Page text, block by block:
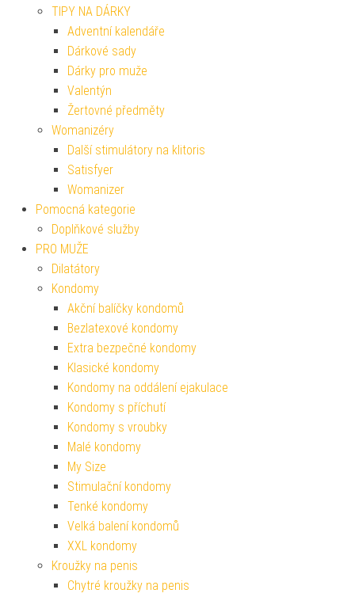
TIPY NA DÁRKY
Adventní kalendáře
Dárkové sady
Dárky pro muže
Valentýn
Žertovné předměty
Womanizéry
Další stimulátory na klitoris
Satisfyer
Womanizer
Pomocná kategorie
Doplňkové služby
PRO MUŽE
Dilatátory
Kondomy
Akční balíčky kondomů
Bezlatexové kondomy
Extra bezpečné kondomy
Klasické kondomy
Kondomy na oddálení ejakulace
Kondomy s příchutí
Kondomy s vroubky
Malé kondomy
My Size
Stimulační kondomy
Tenké kondomy
Velká balení kondomů
XXL kondomy
Kroužky na penis
Chytré kroužky na penis